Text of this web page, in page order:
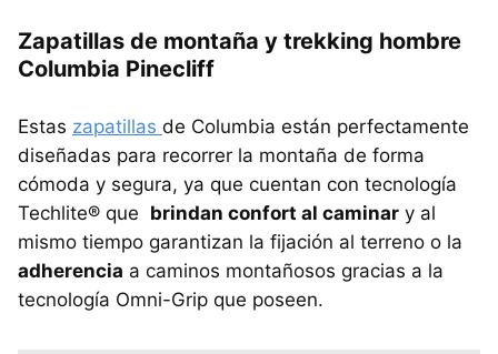
Zapatillas de montaña y trekking hombre
Columbia Pinecliff
Estas zapatillas de Columbia están perfectamente
diseñadas para recorrer la montaña de forma
cómoda y segura, ya que cuentan con tecnología
Techlite® que brindan confort al caminar y al
mismo tiempo garantizan la fijación al terreno o la
adherencia a caminos montañosos gracias a la
tecnología Omni-Grip que poseen.